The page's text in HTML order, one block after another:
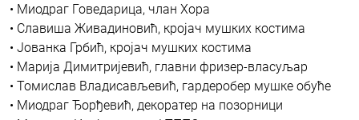
• Миодраг Говедарица, члан Хора
• Славиша Живадиновић, кројач мушких костима
• Јованка Грбић, кројач мушких костима
• Марија Димитријевић, главни фризер-власуљар
• Томислав Владисављевић, гардеробер мушке обуће
• Миодраг Ђорђевић, декоратер на позорници